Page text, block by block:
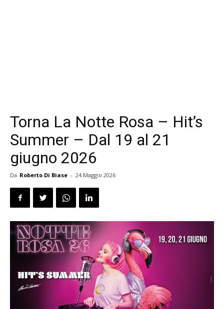
Torna La Notte Rosa – Hit’s
Summer – Dal 19 al 21
giugno 2026
Da Roberto Di Biase - 24 Maggio 2026